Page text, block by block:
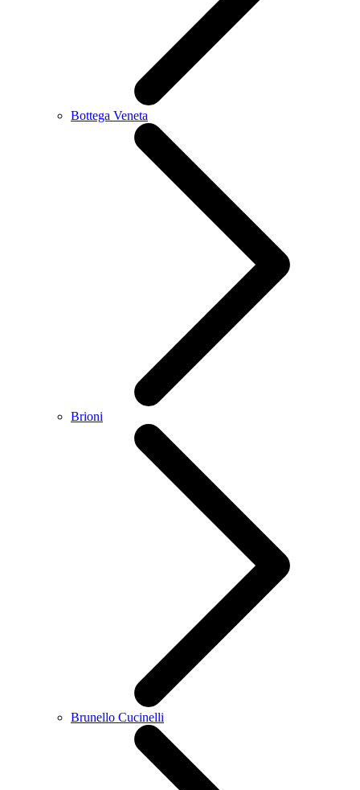
Bottega Veneta
Brioni
Brunello Cucinelli